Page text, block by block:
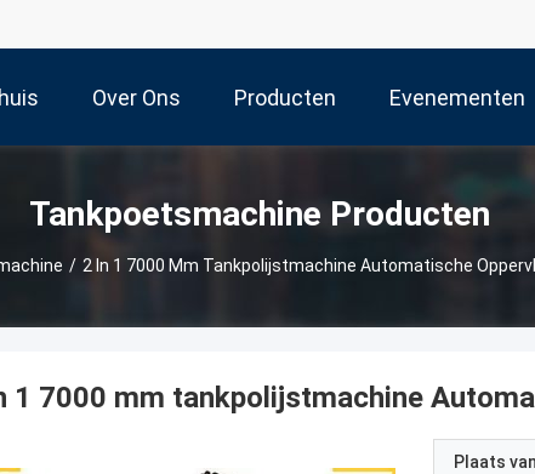
Over Ons Producten Evenementen
Tankpoetsmachine Producten
/ 2 In 1 7000 Mm Tankpolijstmachine Automatische
1 7000 mm tankpolijstmachine
Plaats